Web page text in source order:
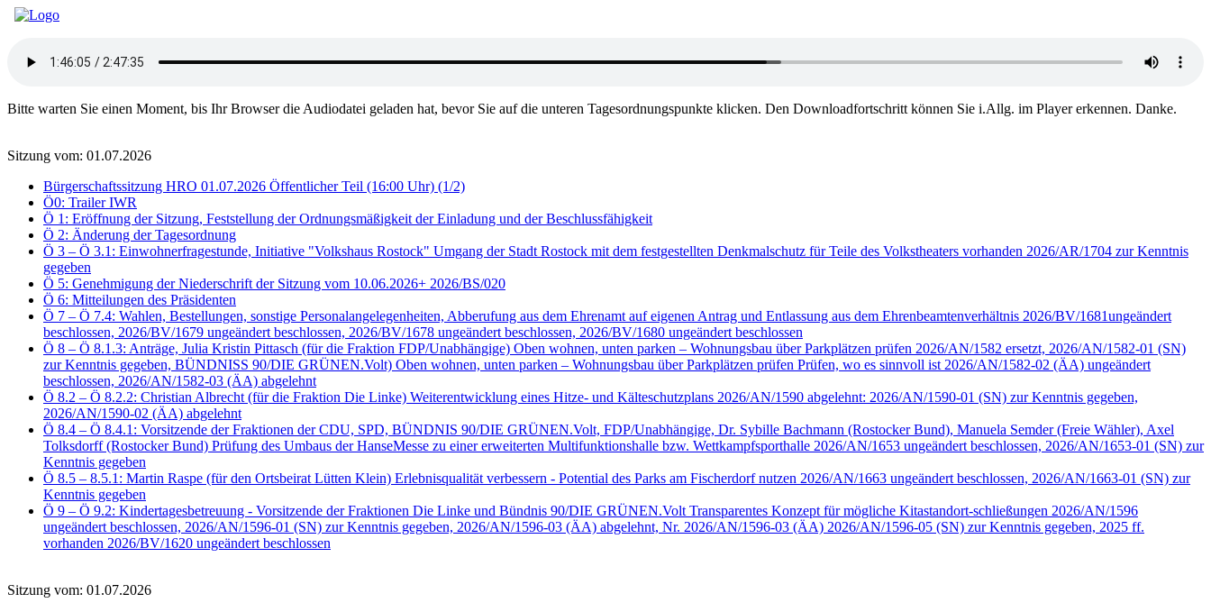
Bitte warten Sie einen Moment, bis Ihr Browser die Audiodatei geladen hat, bevor Sie auf die unteren Tagesordnungspunkte klicken. Den Downloadfortschritt können Sie i.Allg. im Player erkennen. Danke.
Sitzung vom: 01.07.2026
Bürgerschaftssitzung HRO 01.07.2026 Öffentlicher Teil (16:00 Uhr) (1/2)
Ö0: Trailer IWR
Ö 1: Eröffnung der Sitzung, Feststellung der Ordnungsmäßigkeit der Einladung und der Beschlussfähigkeit
Ö 2: Änderung der Tagesordnung
Ö 3 – Ö 3.1: Einwohnerfragestunde, Initiative "Volkshaus Rostock" Umgang der Stadt Rostock mit dem festgestellten Denkmalschutz für Teile des Volkstheaters vorhanden 2026/AR/1704 zur Kenntnis
gegeben
Ö 5: Genehmigung der Niederschrift der Sitzung vom 10.06.2026+ 2026/BS/020
Ö 6: Mitteilungen des Präsidenten
Ö 7 – Ö 7.4: Wahlen, Bestellungen, sonstige Personalangelegenheiten, Abberufung aus dem Ehrenamt auf eigenen Antrag und Entlassung aus dem Ehrenbeamtenverhältnis 2026/BV/1681ungeändert
beschlossen, 2026/BV/1679 ungeändert beschlossen, 2026/BV/1678 ungeändert beschlossen, 2026/BV/1680 ungeändert beschlossen
Ö 8 – Ö 8.1.3: Anträge, Julia Kristin Pittasch (für die Fraktion FDP/Unabhängige) Oben wohnen, unten parken – Wohnungsbau über Parkplätzen prüfen 2026/AN/1582 ersetzt, 2026/AN/1582-01 (SN)
zur Kenntnis gegeben, BÜNDNISS 90/DIE GRÜNEN.Volt) Oben wohnen, unten parken – Wohnungsbau über Parkplätzen prüfen Prüfen, wo es sinnvoll ist 2026/AN/1582-02 (ÄA) ungeändert
beschlossen, 2026/AN/1582-03 (ÄA) abgelehnt
Ö 8.2 – Ö 8.2.2: Christian Albrecht (für die Fraktion Die Linke) Weiterentwicklung eines Hitze- und Kälteschutzplans 2026/AN/1590 abgelehnt: 2026/AN/1590-01 (SN) zur Kenntnis gegeben,
2026/AN/1590-02 (ÄA) abgelehnt
Ö 8.4 – Ö 8.4.1: Vorsitzende der Fraktionen der CDU, SPD, BÜNDNIS 90/DIE GRÜNEN.Volt, FDP/Unabhängige, Dr. Sybille Bachmann (Rostocker Bund), Manuela Semder (Freie Wähler), Axel
Tolksdorff (Rostocker Bund) Prüfung des Umbaus der HanseMesse zu einer erweiterten Multifunktionshalle bzw. Wettkampfsporthalle 2026/AN/1653 ungeändert beschlossen, 2026/AN/1653-01 (SN) zur
Kenntnis gegeben
Ö 8.5 – 8.5.1: Martin Raspe (für den Ortsbeirat Lütten Klein) Erlebnisqualität verbessern - Potential des Parks am Fischerdorf nutzen 2026/AN/1663 ungeändert beschlossen, 2026/AN/1663-01 (SN) zur
Kenntnis gegeben
Ö 9 – Ö 9.2: Kindertagesbetreuung - Vorsitzende der Fraktionen Die Linke und Bündnis 90/DIE GRÜNEN.Volt Transparentes Konzept für mögliche Kitastandort-schließungen 2026/AN/1596
ungeändert beschlossen, 2026/AN/1596-01 (SN) zur Kenntnis gegeben, 2026/AN/1596-03 (ÄA) abgelehnt, Nr. 2026/AN/1596-03 (ÄA) 2026/AN/1596-05 (SN) zur Kenntnis gegeben, 2025 ff.
vorhanden 2026/BV/1620 ungeändert beschlossen
Sitzung vom: 01.07.2026